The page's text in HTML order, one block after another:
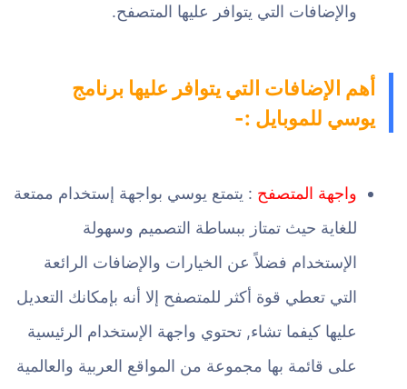
والإضافات التي يتوافر عليها المتصفح.
أهم الإضافات التي يتوافر عليها برنامج
يوسي للموبايل :-
واجهة المتصفح : يتمتع يوسي بواجهة إستخدام ممتعة
للغاية حيث تمتاز ببساطة التصميم وسهولة
الإستخدام فضلاً عن الخيارات والإضافات الرائعة
التي تعطي قوة أكثر للمتصفح إلا أنه بإمكانك التعديل
عليها كيفما تشاء, تحتوي واجهة الإستخدام الرئيسية
على قائمة بها مجموعة من المواقع العربية والعالمية